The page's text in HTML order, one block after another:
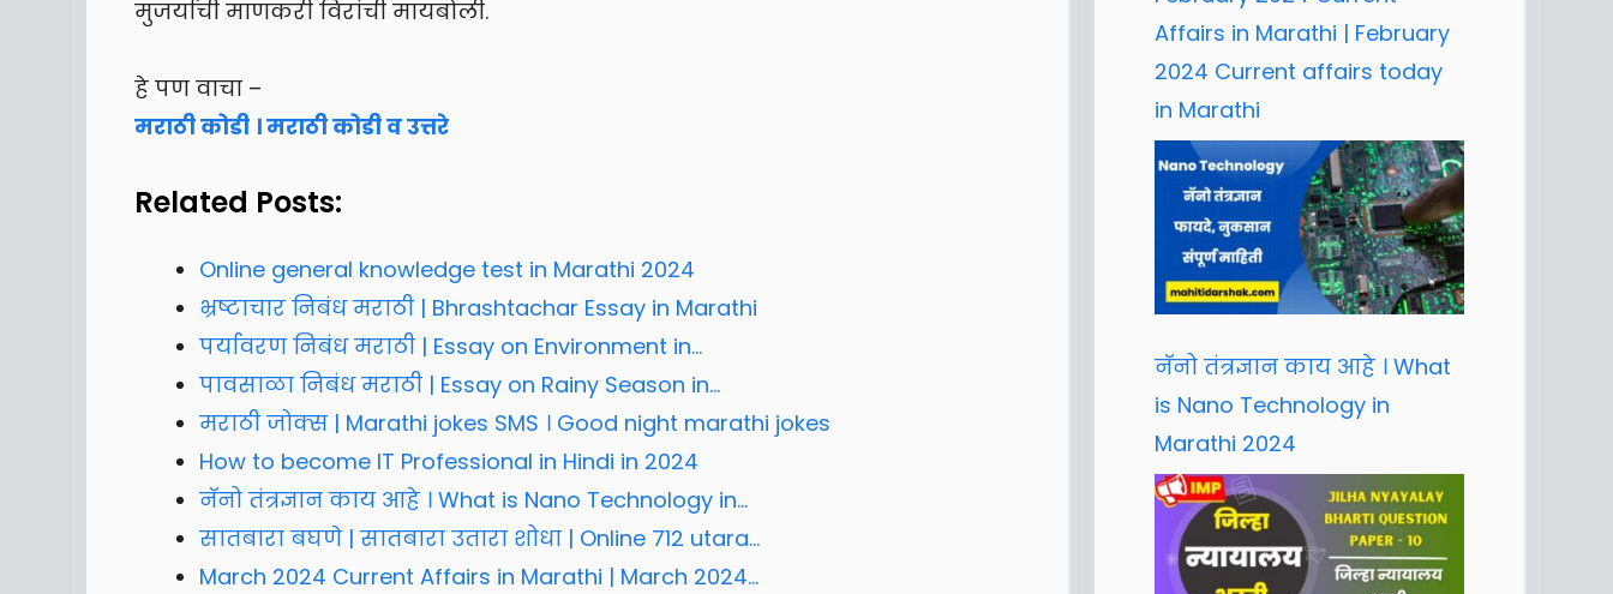
मुजर्याची माणकरी विरांची मायबोली.
हे पण वाचा –
मराठी कोडी । मराठी कोडी व उत्तरे
Related Posts:
Online general knowledge test in Marathi 2024
भ्रष्टाचार निबंध मराठी | Bhrashtachar Essay in Marathi
पर्यावरण निबंध मराठी | Essay on Environment in…
पावसाळा निबंध मराठी | Essay on Rainy Season in…
मराठी जोक्स | Marathi jokes SMS । Good night marathi jokes
How to become IT Professional in Hindi in 2024
नॅनो तंत्रज्ञान काय आहे । What is Nano Technology in…
सातबारा बघणे | सातबारा उतारा शोधा | Online 712 utara…
March 2024 Current Affairs in Marathi | March 2024…
Affairs in Marathi | February
2024 Current affairs today
in Marathi
नॅनो तंत्रज्ञान काय आहे । What
is Nano Technology in
Marathi 2024